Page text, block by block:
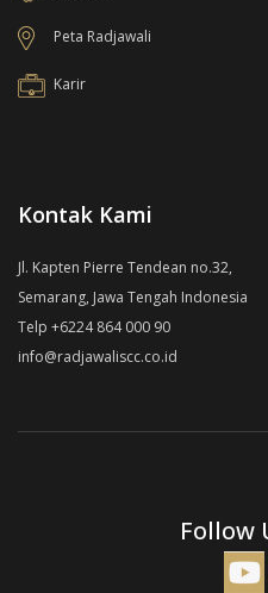
Peta Radjawali
Karir
Kontak Kami
Jl. Kapten Pierre Tendean no.32,
Semarang, Jawa Tengah Indonesia
Telp +6224 864 000 90
info@radjawaliscc.co.id
Follow